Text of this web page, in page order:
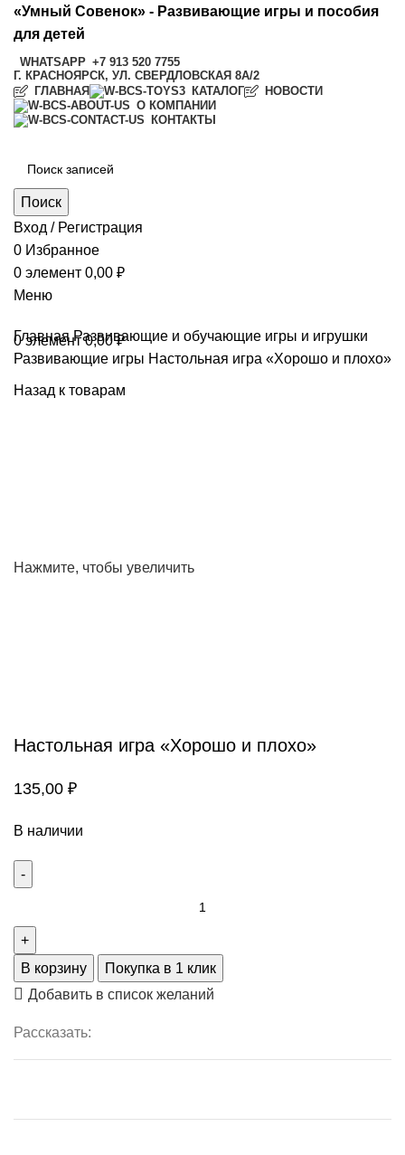
«Умный Совенок» - Развивающие игры и пособия
для детей
WHATSAPP +7 913 520 7755
Г. КРАСНОЯРСК, УЛ. СВЕРДЛОВСКАЯ 8А/2
ГЛАВНАЯ
КАТАЛОГ
НОВОСТИ
О КОМПАНИИ
КОНТАКТЫ
Поиск
Вход / Регистрация
0 Избранное
0 элемент 0,00 ₽
Меню
0элемент 0,00₽
ГлавнаяРазвивающие и обучающие игры и игрушки
Развивающие игры Настольная игра «Хорошо и плохо»
Назад к товарам
Нажмите, чтобы увеличить
Настольная игра «Хорошо и плохо»
135,00 ₽
В наличии
В корзину
Покупка в 1 клик
Добавить в список желаний
Рассказать: